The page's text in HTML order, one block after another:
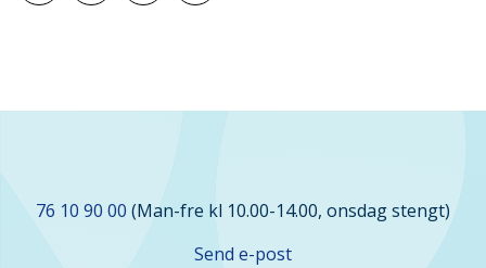
oss
76 10 90 00 (Man-fre kl 10.00-14.00, onsdag stengt)
Send e-post